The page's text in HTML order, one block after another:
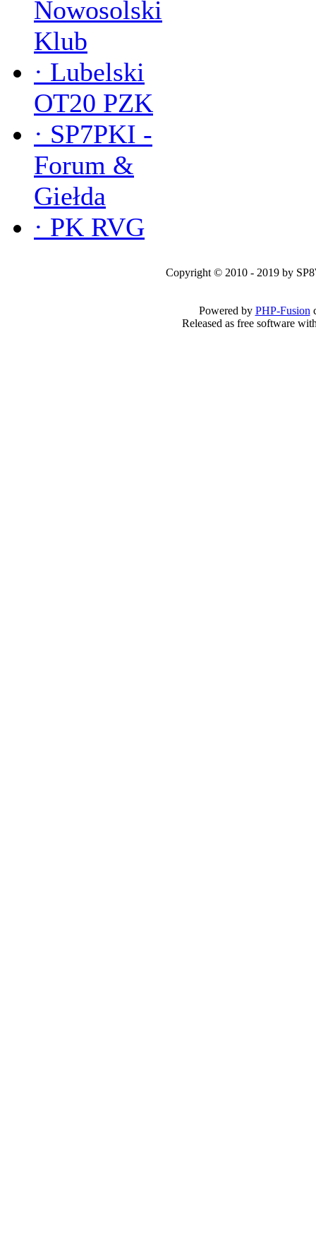
Nowosolski
Klub
· Lubelski
OT20 PZK
· SP7PKI -
Forum &
Giełda
· PK RVG
Copyright © 2010 - 2019 by
Powered by PHP-Fusion
Released as free software